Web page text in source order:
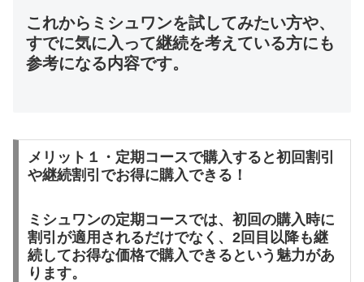
これからミシュワンを試してみたい方や、
すでに気に入って継続を考えている方にも
参考になる内容です。
メリット１・定期コースで購入すると初回割引
や継続割引でお得に購入できる！
ミシュワンの定期コースでは、初回の購入時に
割引が適用されるだけでなく、2回目以降も継
続してお得な価格で購入できるという魅力があ
ります。